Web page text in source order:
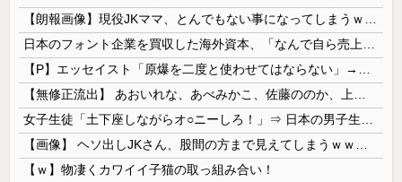
【ｗ】物凄くカワイイ子猫の取っ組み合い！